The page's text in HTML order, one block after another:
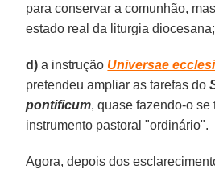
para conservar a comunhão,
estado real da liturgia diocesana;
d) a instrução Universae
pretendeu ampliar as tarefas do
pontificum, quase fazendo-o se
instrumento pastoral "ordinário".
Agora, depois dos